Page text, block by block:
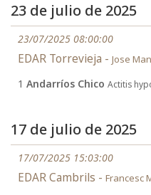
23 de julio de 2025
23/07/2025 08:00:00
EDAR Torrevieja - Jose
1 Andarríos Chico Actitis
17 de julio de 2025
17/07/2025 15:03:00
EDAR Cambrils - Francesc